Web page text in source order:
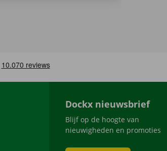
Dockx nieuwsbrief
Blijf op de hoogte van
nieuwigheden en promoties